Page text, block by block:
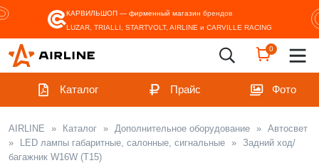
КАРВИЛЬШОП — фирменный магазин брендов
LUZAR, TRIALLI, STARTVOLT, AIRLINE и CARVILLE RACING
0
Каталог Прайс Фото
AIRLINE » Каталог » Дополнительное оборудование » Автосвет
»
LED лампы габаритные, салонные, сигнальные » Задний ход/
багажник W16W (T15)